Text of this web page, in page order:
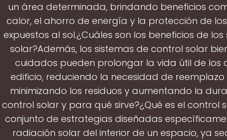
un área determinada, brindando beneficios
calor, el ahorro de energía y la protección de
expuestos al sol.¿Cuáles son los beneficios de
solar?Además, los sistemas de control solar
cuidados pueden prolongar la vida útil de los
edificio, reduciendo la necesidad de
minimizando los residuos y aumentando la
control solar y para qué sirve?¿Qué es el control
conjunto de estrategias diseñadas
radiación solar del interior de un espacio, ya